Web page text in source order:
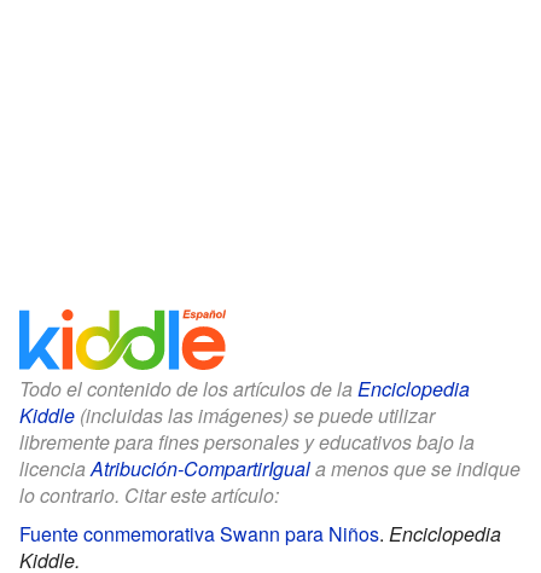
Todo el contenido de los artículos de la Enciclopedia
Kiddle (incluidas las imágenes) se puede utilizar
libremente para fines personales y educativos bajo la
licenciaAtribución-CompartirIguala menos que se indique
lo contrario. Citar este artículo:
Fuente conmemorativa Swann para Niños. Enciclopedia
Kiddle.